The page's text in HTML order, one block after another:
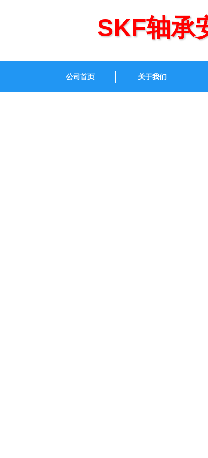
SKF轴承
公司首页 关于我们